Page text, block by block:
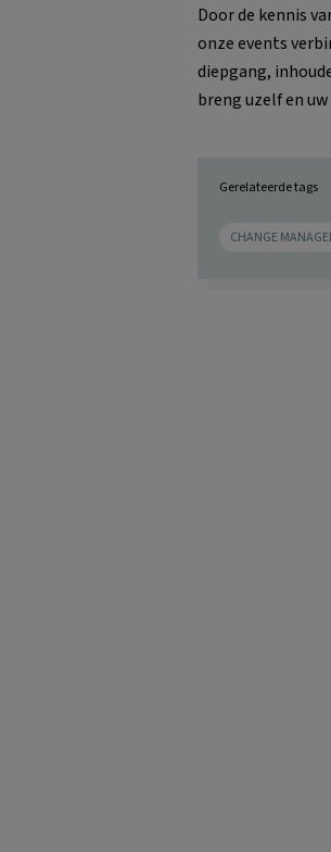
Door de kennis
onze events
diepgang,
breng uzelf en
Gerelateerde tags
CHANGE